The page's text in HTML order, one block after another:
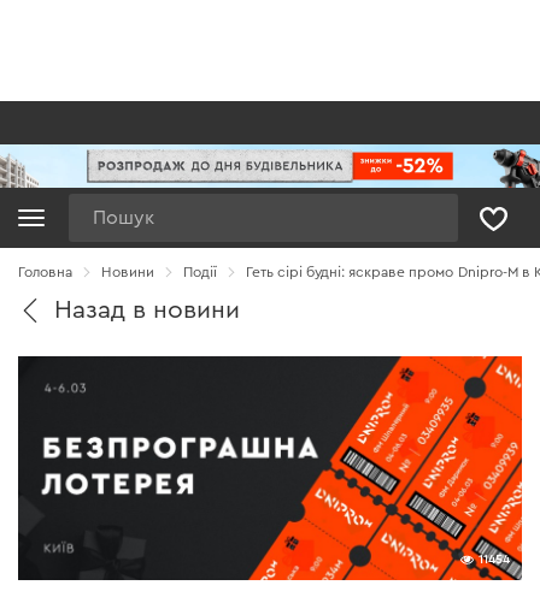
Головна Новини Події Геть сірі будні: яскраве промо Dnipro-M в
Назад в новини
11454